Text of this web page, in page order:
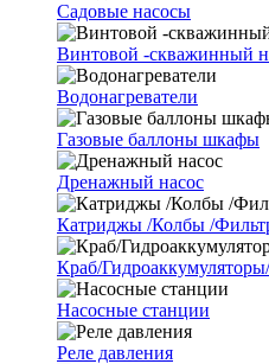
Cадовые насосы
Винтовой -скважинный
Водонагреватели
Газовые баллоны шкафы
Дренажный насос
Катриджы /Колбы /
Краб/
Насосные станции
Реле давления